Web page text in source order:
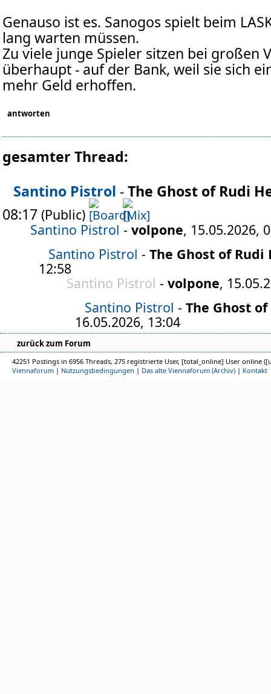
Genauso ist es. Sanogos spielt beim
lang warten müssen.
Zu viele junge Spieler sitzen bei großen
überhaupt - auf der Bank, weil sie sich
mehr Geld erhoffen.
antworten
gesamter Thread:
Santino Pistrol -The Ghost of Rudi
08:17 (Public)
Santino Pistrol - volpone, 15.05.2026,
Santino Pistrol - The Ghost of Rudi
12:58
Santino Pistrol - volpone,
Santino Pistrol - The Ghost
16.05.2026, 13:04
zurück zum Forum
42251 Postings in 6956 Threads, 275 registrierte User, [total_online] User online
Viennaforum | Nutzungsbedingungen | Das alte Viennaforum (Archiv) | Kontakt